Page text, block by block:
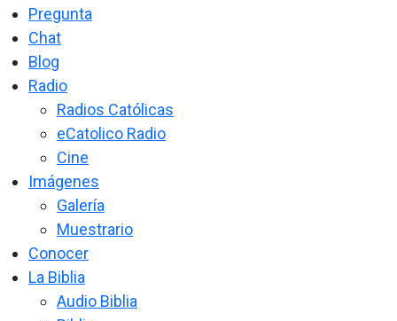
Pregunta
Chat
Blog
Radio
Radios Católicas
eCatolico Radio
Cine
Imágenes
Galería
Muestrario
Conocer
La Biblia
Audio Biblia